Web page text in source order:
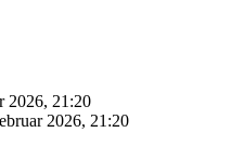
2026, 21:20
2026, 21:20